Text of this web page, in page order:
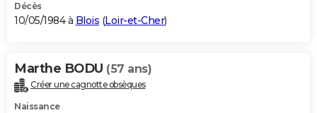
Décès
10/05/1984 à Blois (Loir-et-Cher)
Marthe BODU (57 ans)
Créer une cagnotte obsèques
Naissance